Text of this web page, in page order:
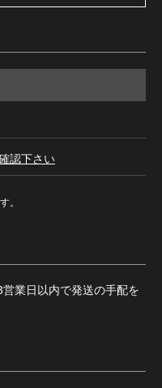
認下さい
。
業日以内で発送の手配を